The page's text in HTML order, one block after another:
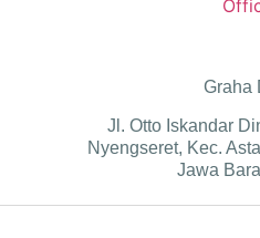
Graha
Jl. Otto Iskandar
Nyengseret, Kec.
Jawa